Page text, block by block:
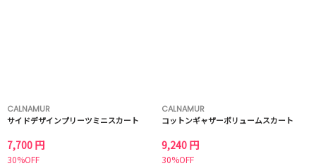
CALNAMUR
サイドデザインプリーツミニスカート
7,700 円
30%OFF
CALNAMUR
コットンギャザーボリュームスカート
9,240 円
30%OFF